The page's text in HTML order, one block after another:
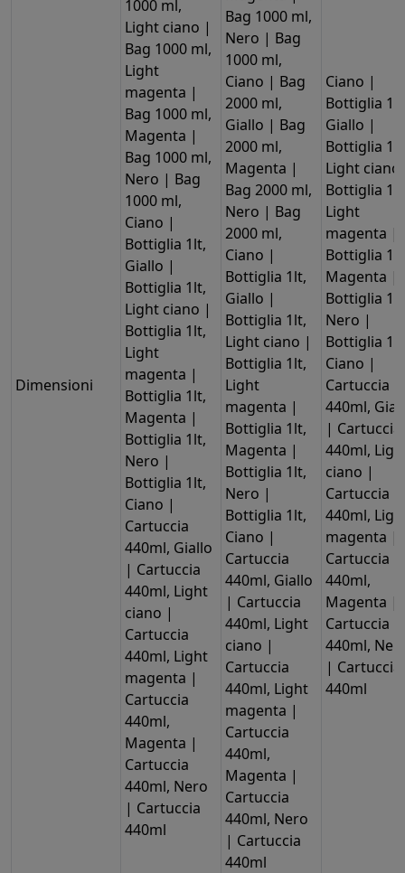
Dimensioni
1000 ml,
Light ciano |
Bag 1000 ml,
Light
magenta |
Bag 1000 ml,
Magenta |
Bag 1000 ml,
Nero | Bag
1000 ml,
Ciano |
Bottiglia 1lt,
Giallo |
Bottiglia 1lt,
Light ciano |
Bottiglia 1lt,
Light
magenta |
Bottiglia 1lt,
Magenta |
Bottiglia 1lt,
Nero |
Bottiglia 1lt,
Ciano |
Cartuccia
440ml, Giallo
| Cartuccia
440ml, Light
ciano |
Cartuccia
440ml, Light
magenta |
Cartuccia
440ml,
Magenta |
Cartuccia
440ml, Nero
| Cartuccia
440ml
Bag 1000 ml,
Nero | Bag
1000 ml,
Ciano | Bag
2000 ml,
Giallo | Bag
2000 ml,
Magenta |
Bag 2000 ml,
Nero | Bag
2000 ml,
Ciano |
Bottiglia 1lt,
Giallo |
Bottiglia 1lt,
Light ciano |
Bottiglia 1lt,
Light
magenta |
Bottiglia 1lt,
Magenta |
Bottiglia 1lt,
Nero |
Bottiglia 1lt,
Ciano |
Cartuccia
440ml, Giallo
| Cartuccia
440ml, Light
ciano |
Cartuccia
440ml, Light
magenta |
Cartuccia
440ml,
Magenta |
Cartuccia
440ml, Nero
| Cartuccia
440ml
Ciano |
Bottiglia
Giallo |
Bottiglia
Light
Bottiglia
Light
magenta |
Bottiglia
Magenta |
Bottiglia
Nero |
Bottiglia
Ciano |
Cartuccia
440ml,
| Cartuccia
440ml,
ciano |
Cartuccia
440ml,
magenta |
Cartuccia
440ml,
Magenta |
Cartuccia
440ml,
| Cartuccia
440ml